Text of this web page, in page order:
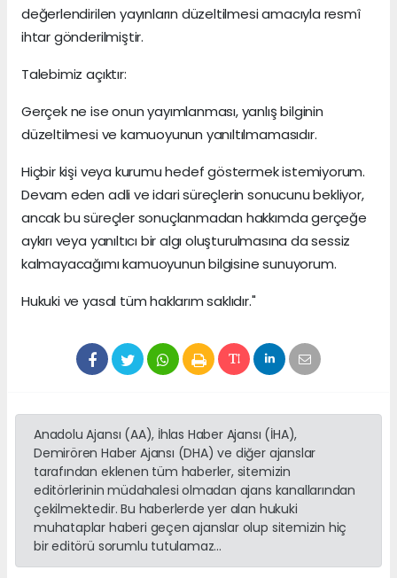
değerlendirilen yayınların düzeltilmesi amacıyla resmî
ihtar gönderilmiştir.
Talebimiz açıktır:
Gerçek ne ise onun yayımlanması, yanlış bilginin
düzeltilmesi ve kamuoyunun yanıltılmamasıdır.
Hiçbir kişi veya kurumu hedef göstermek istemiyorum.
Devam eden adli ve idari süreçlerin sonucunu bekliyor,
ancak bu süreçler sonuçlanmadan hakkımda gerçeğe
aykırı veya yanıltıcı bir algı oluşturulmasına da sessiz
kalmayacağımı kamuoyunun bilgisine sunuyorum.
Hukuki ve yasal tüm haklarım saklıdır."
Anadolu Ajansı (AA), İhlas Haber Ajansı (İHA),
Demirören Haber Ajansı (DHA) ve diğer ajanslar
tarafından eklenen tüm haberler, sitemizin
editörlerinin müdahalesi olmadan ajans kanallarından
çekilmektedir. Bu haberlerde yer alan hukuki
muhataplar haberi geçen ajanslar olup sitemizin hiç
bir editörü sorumlu tutulamaz...